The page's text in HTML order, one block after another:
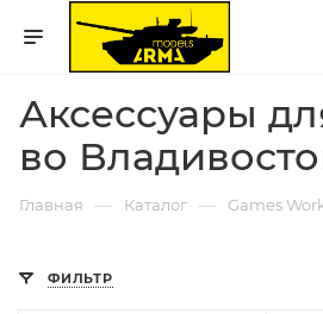
Аксессуары
во
Главная — Каталог — Games
ФИЛЬТР